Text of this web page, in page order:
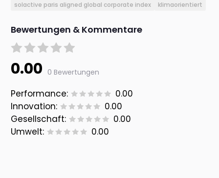
solactive paris aligned global corporate index
klimaorientiert
Bewertungen & Kommentare
0.00 0 Bewertungen
Performance:
0.00
Innovation:
0.00
Gesellschaft:
0.00
Umwelt:
0.00